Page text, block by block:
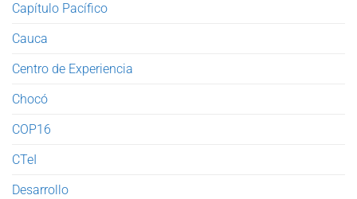
Capítulo Pacífico
Cauca
Centro de Experiencia
Chocó
COP16
CTeI
Desarrollo